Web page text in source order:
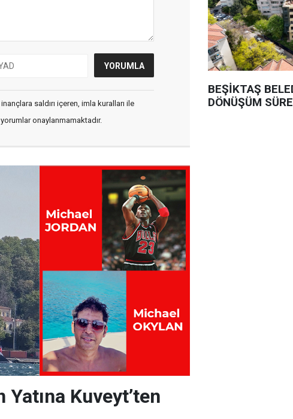
saldırı içeren, imla kuralları ile
onaylanmamaktadır.
Yatına Kuveyt’ten
BEŞİKTAŞ
DÖNÜŞÜM